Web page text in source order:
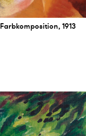
Farbkomposition, 1913